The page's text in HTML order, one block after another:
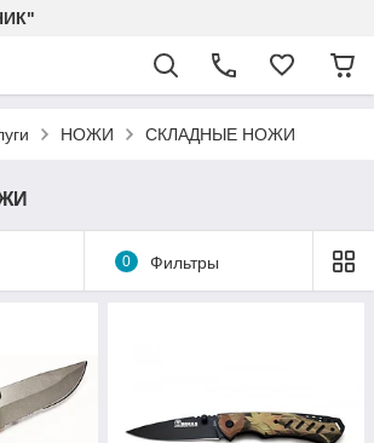
НОЖИ СКЛАДНЫЕ НОЖИ
0 Фильтры